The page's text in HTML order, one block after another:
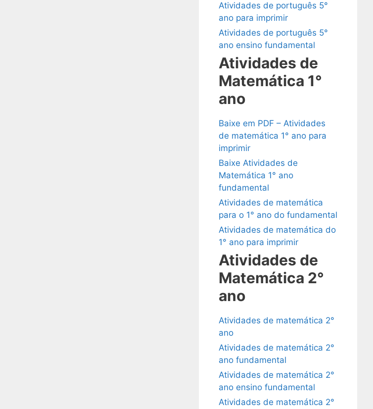
Atividades de português 5°
ano para imprimir
Atividades de português 5°
ano ensino fundamental
Atividades de
Matemática 1°
ano
Baixe em PDF – Atividades
de matemática 1° ano para
imprimir
Baixe Atividades de
Matemática 1° ano
fundamental
Atividades de matemática
para o 1° ano do fundamental
Atividades de matemática do
1° ano para imprimir
Atividades de
Matemática 2°
ano
Atividades de matemática 2°
ano
Atividades de matemática 2°
ano fundamental
Atividades de matemática 2°
ano ensino fundamental
Atividades de matemática 2°